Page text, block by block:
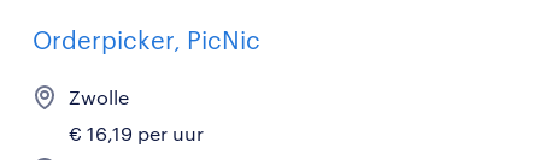
Orderpicker, PicNic
Zwolle
€ 16,19 per uur